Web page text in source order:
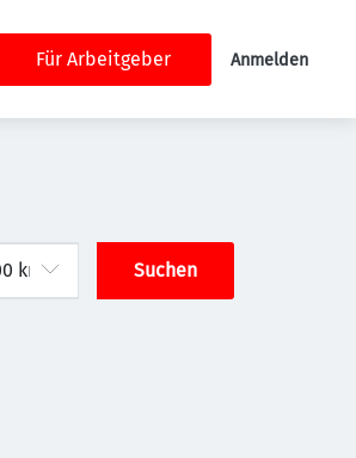
Für Arbeitgeber Anmelden
Suchen